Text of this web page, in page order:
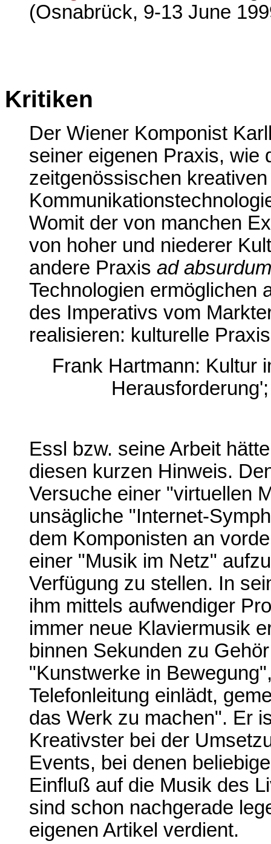
(Osnabrück, 9-13 June
Kritiken
Der Wiener Komponist
seiner eigenen Praxis, wie
zeitgenössischen
Womit der von manchen
von hoher und niederer
andere Praxis ad absurdum
Technologien ermöglichen
des Imperativs vom
realisieren: kulturelle
Frank Hartmann: Kultur
Essl bzw. seine Arbeit
diesen kurzen Hinweis.
Versuche einer "virtuellen
unsägliche "Internet-
dem Komponisten an
einer "Musik im Netz"
Verfügung zu stellen. In
ihm mittels aufwendiger
immer neue Klaviermusik
binnen Sekunden zu
"Kunstwerke in
Telefonleitung einlädt,
das Werk zu machen". Er
Kreativster bei der
Events, bei denen
Einfluß auf die Musik des
sind schon nachgerade
eigenen Artikel verdient.